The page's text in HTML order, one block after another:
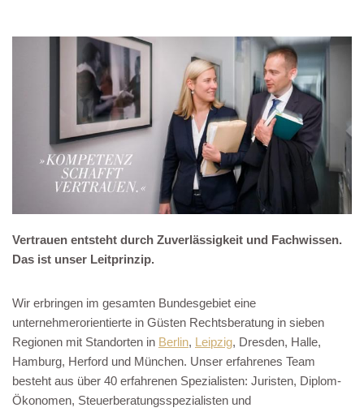
Vertrauen entsteht durch Zuverlässigkeit und Fachwissen.
Das ist unser Leitprinzip.
Wir erbringen im gesamten Bundesgebiet eine
unternehmerorientierte in Güsten Rechtsberatung in sieben
Regionen mit Standorten in Berlin, Leipzig, Dresden, Halle,
Hamburg, Herford und München. Unser erfahrenes Team
besteht aus über 40 erfahrenen Spezialisten: Juristen, Diplom-
Ökonomen, Steuerberatungsspezialisten und